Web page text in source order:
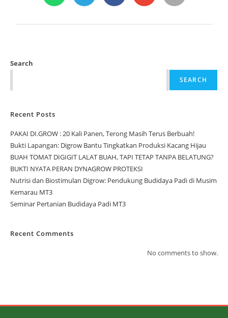
Search
SEARCH
Recent Posts
PAKAI DI.GROW : 20 Kali Panen, Terong Masih Terus Berbuah!
Bukti Lapangan: Digrow Bantu Tingkatkan Produksi Kacang Hijau
BUAH TOMAT DIGIGIT LALAT BUAH, TAPI TETAP TANPA BELATUNG?
BUKTI NYATA PERAN DYNAGROW PROTEKSI
Nutrisi dan Biostimulan Digrow: Pendukung Budidaya Padi di Musim
Kemarau MT3
Seminar Pertanian Budidaya Padi MT3
Recent Comments
No comments to show.